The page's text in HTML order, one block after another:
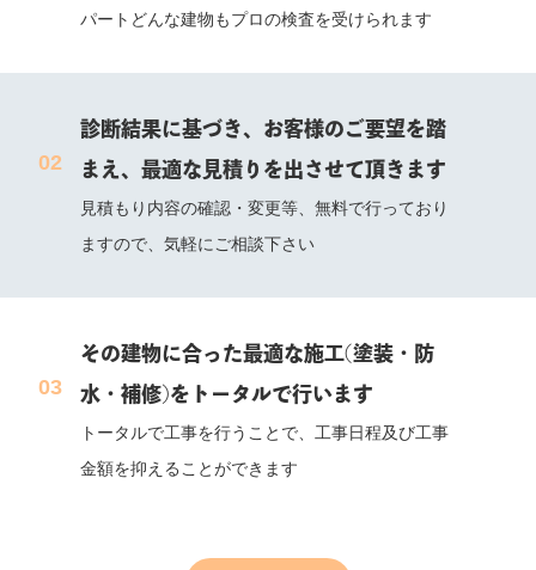
パートどんな建物もプロの検査を受けられます
診断結果に基づき、お客様のご要望を踏
まえ、最適な見積りを出させて頂きます
見積もり内容の確認・変更等、無料で行っており
ますので、気軽にご相談下さい
その建物に合った最適な施工(塗装・防
水・補修)をトータルで行います
トータルで工事を行うことで、工事日程及び工事
金額を抑えることができます